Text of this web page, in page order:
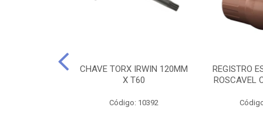
CHAVE TORX IRWIN 120MM
X T60
Código: 10392
REGISTRO
ROSCAVEL